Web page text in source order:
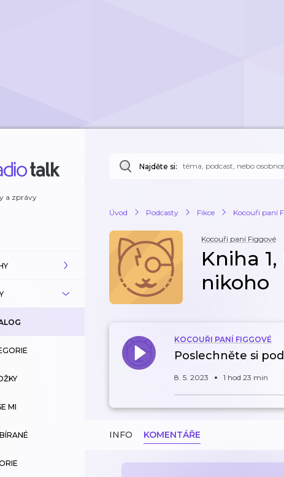
a zprávy
MI
Najděte si:
Úvod Podcasty Fikce Kocouři paní
Kocouři paní Figgové
Kniha
nikoho
KOCOUŘI PANÍ FIGGOVÉ
Poslechněte si
8. 5. 2023 1 hod 23 min
INFO KOMENTÁŘE